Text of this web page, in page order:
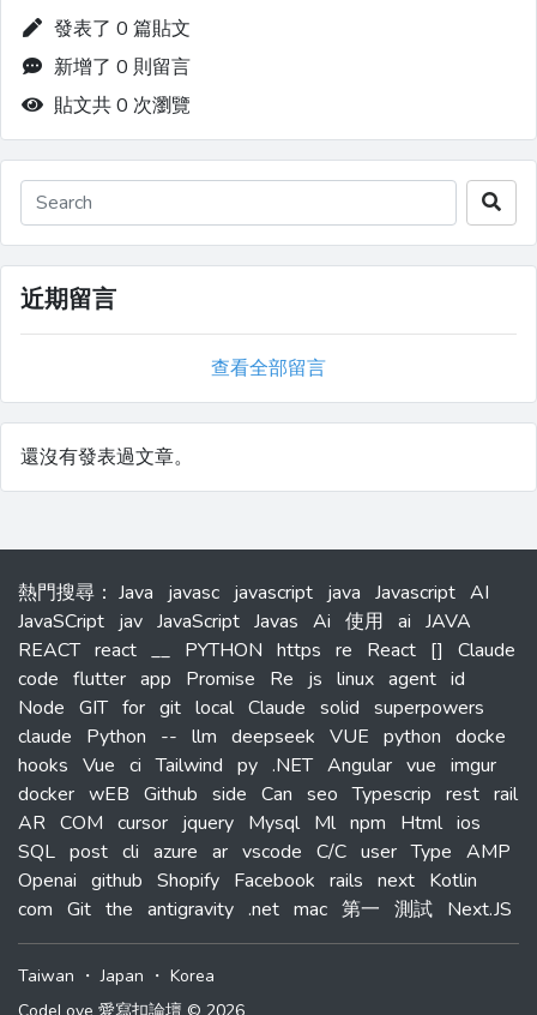
發表了 0 篇貼文
新增了 0 則留言
貼文共 0 次瀏覽
近期留言
查看全部留言
還沒有發表過文章。
熱門搜尋 ： Java javasc javascript java Javascript AI
JavaSCript jav JavaScript Javas Ai 使用 ai JAVA
REACT react __ PYTHON https re React []
Claude
code flutter app Promise Re js linux agent id
Node GIT for git local Claude solid superpowers
claude
Python -- llm deepseek VUE python docke
hooks Vue ci Tailwind py .NET Angular vue imgur
docker wEB Github side Can seo Typescrip rest rail
AR COM cursor jquery Mysql Ml npm Html ios
SQL post cli azure ar vscode C/C user Type AMP
Openai github Shopify Facebook rails next Kotlin
com Git the antigravity .net mac 第一 測試 Next.JS
Taiwan ・Japan ・ Korea